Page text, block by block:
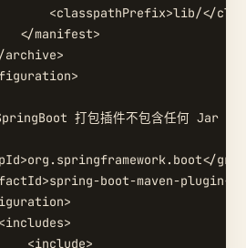
<classpathPrefix>lib/</
</manifest>
archive>
打包插件不包含任何 Jar 依
boot-maven-plugin</
<include>